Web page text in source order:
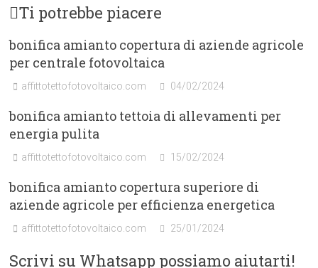
Ti potrebbe piacere
bonifica amianto copertura di aziende agricole
per centrale fotovoltaica
affittotettofotovoltaico.com 04/02/2024
bonifica amianto tettoia di allevamenti per
energia pulita
affittotettofotovoltaico.com 15/02/2024
bonifica amianto copertura superiore di
aziende agricole per efficienza energetica
affittotettofotovoltaico.com 25/01/2024
Scrivi su Whatsapp possiamo aiutarti!